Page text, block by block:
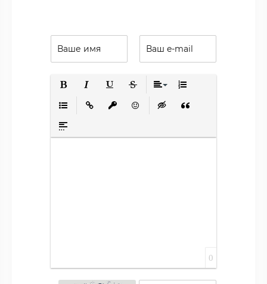
ПолужирныйПодчеркнутый
ЗачеркнутыйВыравнивание
Вставка спойлера
0